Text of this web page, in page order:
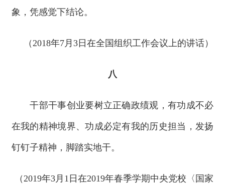
象，凭感觉下结论。
（2018年7月3日在全国组织工作会议上的讲话）
八
干部干事创业要树立正确政绩观，有功成不必
在我的精神境界、功成必定有我的历史担当，发扬
钉钉子精神，脚踏实地干。
（2019年3月1日在2019年春季学期中央党校〈国家